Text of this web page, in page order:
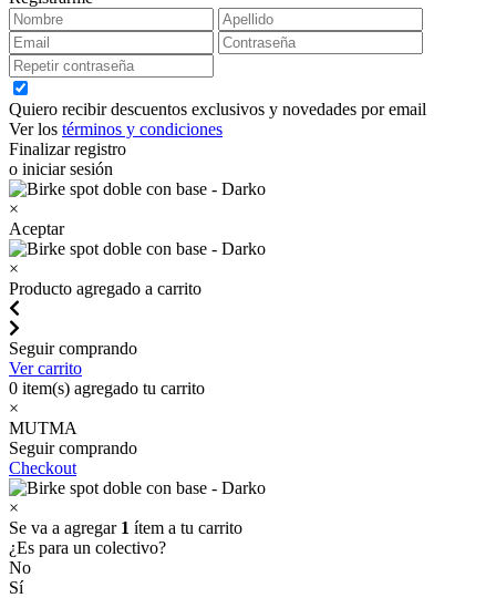
Quiero recibir descuentos exclusivos y novedades por email
Ver los términos y condiciones
Finalizar registro
o iniciar sesión
×
Aceptar
×
Producto agregado a carrito
Seguir comprando
Ver carrito
0 item(s) agregado tu carrito
×
MUTMA
Seguir comprando
Checkout
×
Se va a agregar 1 ítem a tu carrito
¿Es para un colectivo?
No
Sí